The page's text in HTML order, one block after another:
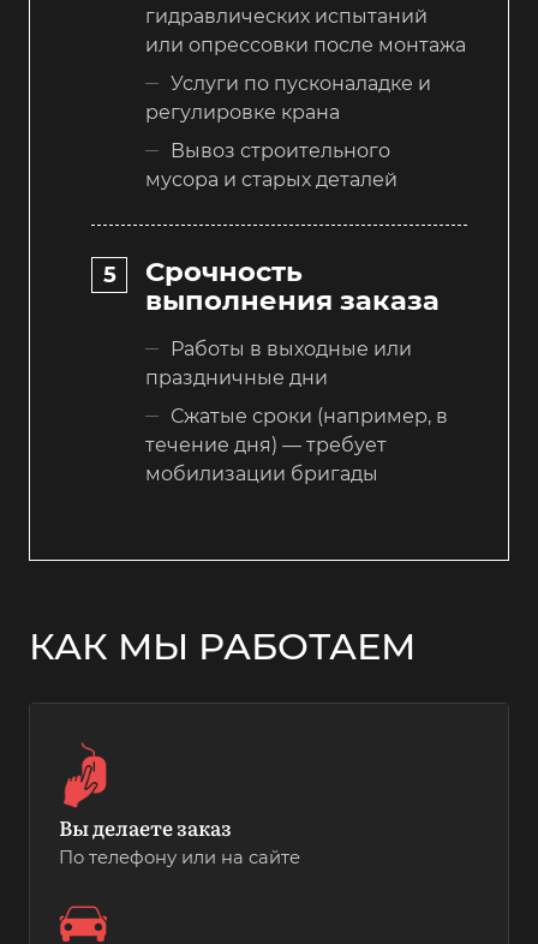
гидравлических испытаний
или опрессовки после монтажа
Услуги по пусконаладке и
регулировке крана
Вывоз строительного
мусора и старых деталей
Срочность
выполнения заказа
Работы в выходные или
праздничные дни
Сжатые сроки (например, в
течение дня) — требует
мобилизации бригады
КАК МЫ РАБОТАЕМ
Вы делаете заказ
По телефону или на сайте